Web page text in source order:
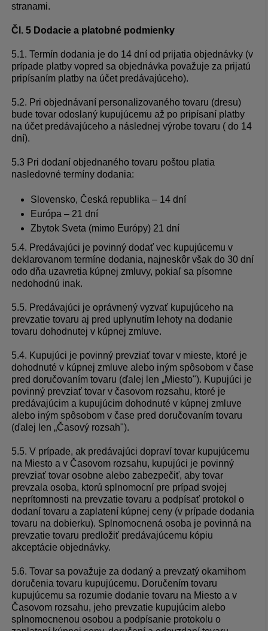
stranami.
Čl. 5 Dodacie a platobné podmienky
5.1. Termín dodania je do 14 dní od prijatia objednávky (v
prípade platby vopred sa objednávka považuje za prijatú
pripísaním platby na účet predávajúceho).
5.2. Pri objednávaní personalizovaného tovaru (dresu)
bude tovar odoslaný kupujúcemu až po pripísaní platby
na účet predávajúceho a následnej výrobe tovaru ( do 14
dní).
5.3 Pri dodaní objednaného tovaru poštou platia
nasledovné termíny dodania:
Slovensko, Česká republika – 14 dní
Európa – 21 dní
Zbytok Sveta (mimo Európy) 21 dní
5.4. Predávajúci je povinný dodať vec kupujúcemu v
deklarovanom termíne dodania, najneskôr však do 30 dní
odo dňa uzavretia kúpnej zmluvy, pokiaľ sa písomne
nedohodnú inak.
5.5. Predávajúci je oprávnený vyzvať kupujúceho na
prevzatie tovaru aj pred uplynutím lehoty na dodanie
tovaru dohodnutej v kúpnej zmluve.
5.4. Kupujúci je povinný prevziať tovar v mieste, ktoré je
dohodnuté v kúpnej zmluve alebo iným spôsobom v čase
pred doručovaním tovaru (ďalej len „Miesto"). Kupujúci je
povinný prevziať tovar v časovom rozsahu, ktoré je
predávajúcim a kupujúcim dohodnuté v kúpnej zmluve
alebo iným spôsobom v čase pred doručovaním tovaru
(ďalej len „Časový rozsah").
5.5. V prípade, ak predávajúci dopraví tovar kupujúcemu
na Miesto a v Časovom rozsahu, kupujúci je povinný
prevziať tovar osobne alebo zabezpečiť, aby tovar
prevzala osoba, ktorú splnomocní pre prípad svojej
neprítomnosti na prevzatie tovaru a podpísať protokol o
dodaní tovaru a zaplatení kúpnej ceny (v prípade dodania
tovaru na dobierku). Splnomocnená osoba je povinná na
prevzatie tovaru predložiť predávajúcemu kópiu
akceptácie objednávky.
5.6. Tovar sa považuje za dodaný a prevzatý okamihom
doručenia tovaru kupujúcemu. Doručením tovaru
kupujúcemu sa rozumie dodanie tovaru na Miesto a v
Časovom rozsahu, jeho prevzatie kupujúcim alebo
splnomocnenou osobou a podpísanie protokolu o